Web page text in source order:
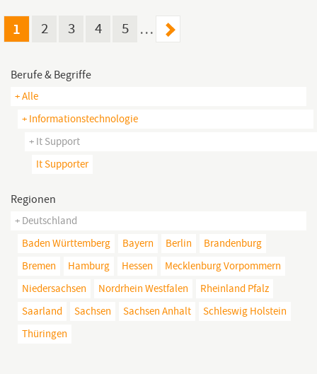
1 2 3 4 5 …
Berufe & Begriffe
+ Alle
+ Informationstechnologie
+ It Support
It Supporter
Regionen
+ Deutschland
Baden Württemberg
Bayern Berlin
Brandenburg
Bremen
Hamburg Hessen
Mecklenburg Vorpommern
Niedersachsen
Nordrhein Westfalen
Rheinland Pfalz
Saarland
Sachsen Sachsen Anhalt
Schleswig Holstein
Thüringen